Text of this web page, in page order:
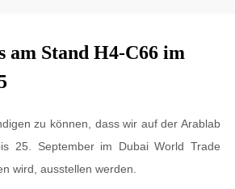
am Stand H4-C66 im